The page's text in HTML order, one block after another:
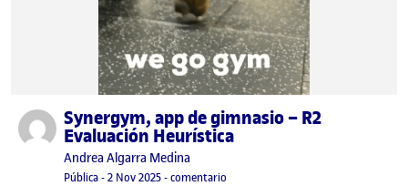
Publicado porSynergym, app de gimnasio – R2
Evaluación Heurística
Publicado por
Andrea Algarra Medina
Visibilidad:
Pública-Fecha de publicación
2 Nov 202514 noviembre, 2025 8:00 pm
-comentario